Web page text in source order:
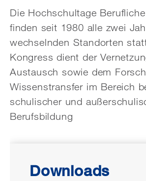
Die Hochschultage
finden seit 1980 alle zwei
wechselnden Standorten
Kongress dient der
Austausch sowie dem
Wissenstransfer im Bereich
schulischer und
Berufsbildung
Downloads